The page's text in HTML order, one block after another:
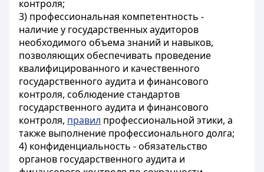
контроля;
3) профессиональная компетентность -
наличие у государственных аудиторов
необходимого объема знаний и навыков,
позволяющих обеспечивать проведение
квалифицированного и качественного
государственного аудита и финансового
контроля, соблюдение стандартов
государственного аудита и финансового
контроля, правил профессиональной этики, а
также выполнение профессионального долга;
4) конфиденциальность - обязательство
органов государственного аудита и